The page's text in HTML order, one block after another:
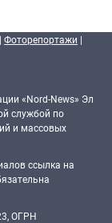
| Фоторепортажи |
«Nord-News» Эл
службой по
и массовых
ссылка на
ОГРН